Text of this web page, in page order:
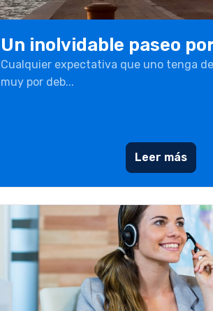
Un inolvidable paseo
Cualquier expectativa que uno tenga
muy por deb...
Leer más